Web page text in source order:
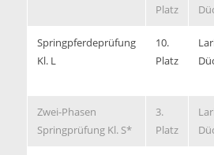
Platz
Springpferdeprüfung
Kl. L
10.
Platz
Zwei-Phasen
Springprüfung Kl. S*
3.
Platz